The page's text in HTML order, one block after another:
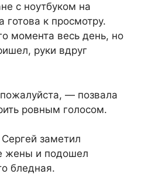
с ноутбуком на
готова к просмотру.
момента весь день, но
руки вдруг
— позвала
ровным голосом.
заметил
жены и подошел
бледная.